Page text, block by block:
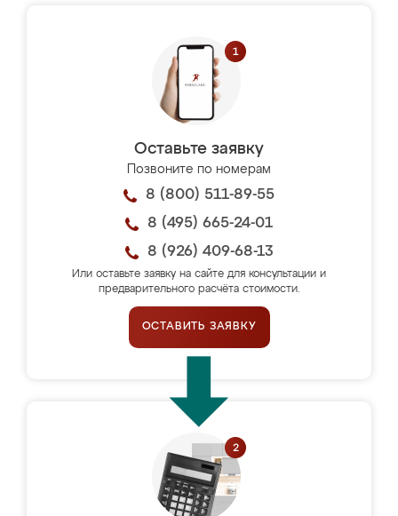
Оставьте заявку
Позвоните по номерам
8 (800) 511-89-55
8 (495) 665-24-01
8 (926) 409-68-13
Или оставьте заявку на сайте для консультации и
предварительного расчёта стоимости.
ОСТАВИТЬ ЗАЯВКУ